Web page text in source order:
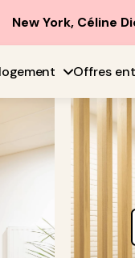
New York, Céline
Offres